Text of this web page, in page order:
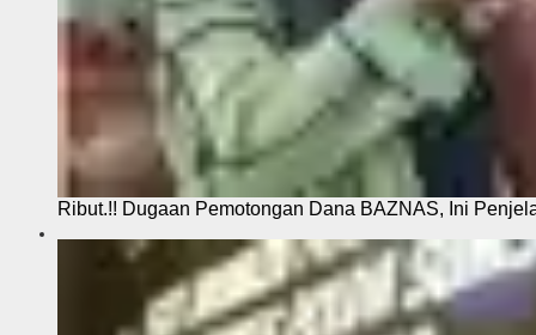
Ribut.!! Dugaan Pemotongan Dana BAZNAS, Ini